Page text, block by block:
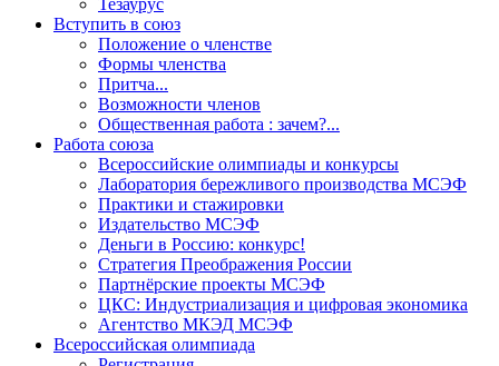
Тезаурус
Вступить в союз
Положение о членстве
Формы членства
Притча...
Возможности членов
Общественная работа : зачем?...
Работа союза
Всероссийские олимпиады и конкурсы
Лаборатория бережливого производства МСЭФ
Практики и стажировки
Издательство МСЭФ
Деньги в Россию: конкурс!
Стратегия Преображения России
Партнёрские проекты МСЭФ
ЦКС: Индустриализация и цифровая экономика
Агентство МКЭД МСЭФ
Всероссийская олимпиада